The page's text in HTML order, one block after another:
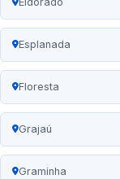
Esplanada
Floresta
Grajaú
Graminha